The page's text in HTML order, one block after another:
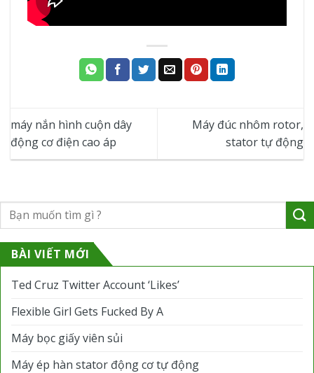
máy nắn hình cuộn dây
động cơ điện cao áp
Máy đúc nhôm rotor,
stator tự động
BÀI VIẾT MỚI
Ted Cruz Twitter Account ‘Likes’
Flexible Girl Gets Fucked By A
Máy bọc giấy viên sủi
Máy ép hàn stator động cơ tự động